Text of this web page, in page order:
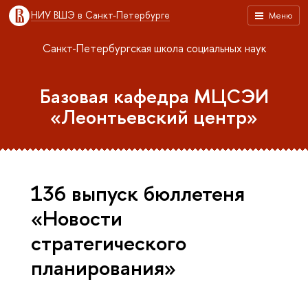
Меню
НИУ ВШЭ в Санкт-Петербурге
Санкт-Петербургская школа социальных наук
Базовая кафедра МЦСЭИ
«Леонтьевский центр»
136 выпуск бюллетеня
«Новости
стратегического
планирования»